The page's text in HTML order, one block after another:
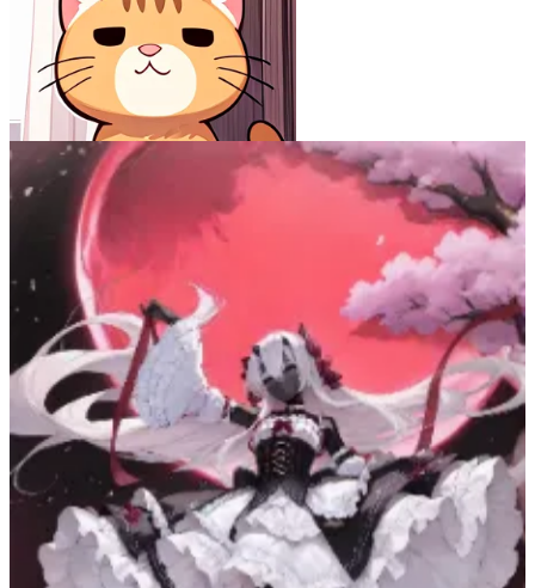
四ツ辻哀太郎